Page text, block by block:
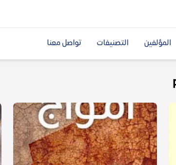
المؤلفين التصنيفات تواصل معنا